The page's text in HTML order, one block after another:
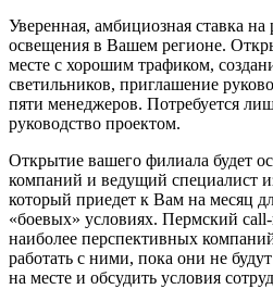
Уверенная, амбициозная ставка
освещения в Вашем регионе.
месте с хорошим трафиком,
светильников, приглашение
пяти менеджеров. Потребуется
руководство проектом.
Открытие вашего филиала будет
компаний и ведущий специалист
который приедет к Вам на месяц
«боевых» условиях. Пермский
наиболее перспективных
работать с ними, пока они не
на месте и обсудить условия